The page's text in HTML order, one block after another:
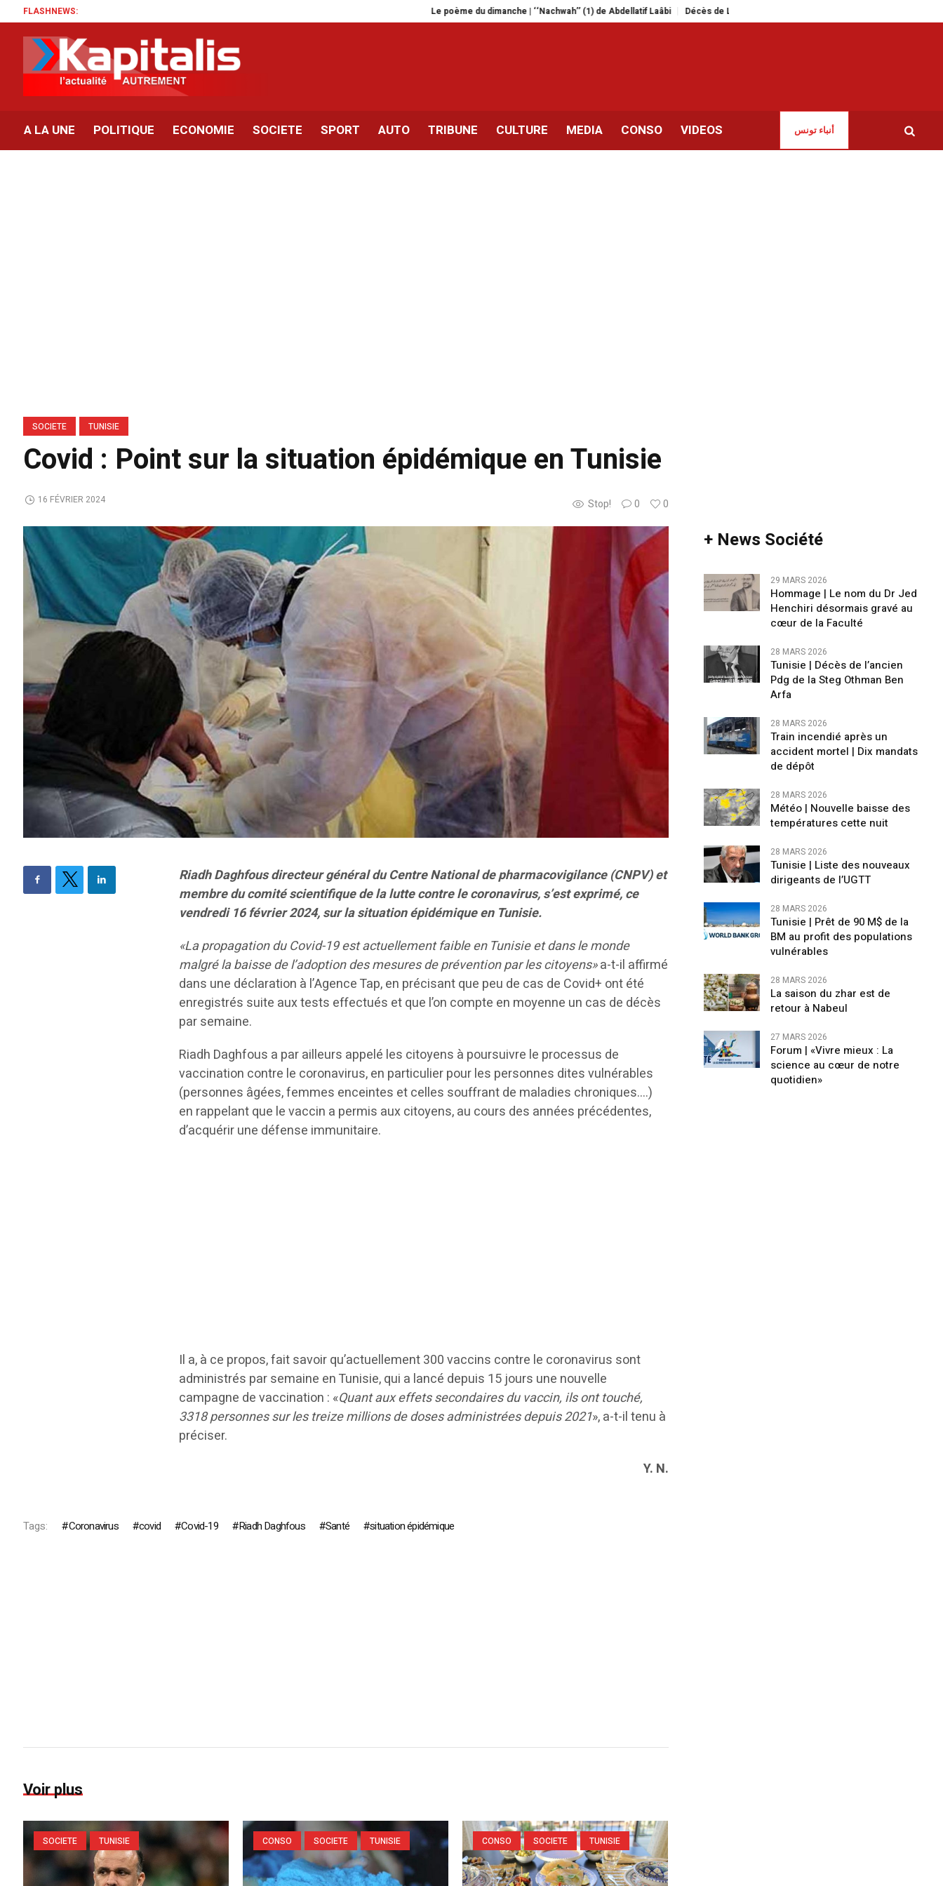
FLASHNEWS: Le poème du dimanche | ‘‘Nachwah’’ (1) de Abdellatif Laâbi Décès de Liamine Zéroual | Ancien président et vétéran de la guerre
A LA UNE POLITIQUE ECONOMIE SOCIETE SPORT AUTO TRIBUNE CULTURE MEDIA CONSO VIDEOS أنباء تونس
SOCIETE TUNISIE
Covid : Point sur la situation épidémique en Tunisie
Stop! 0 0
16 FÉVRIER 2024
Riadh Daghfous directeur général du Centre National de pharmacovigilance (CNPV) et
membre du comité scientifique de la lutte contre le coronavirus, s’est exprimé, ce
vendredi 16 février 2024, sur la situation épidémique en Tunisie.
«La propagation du Covid-19 est actuellement faible en Tunisie et dans le monde
malgré la baisse de l’adoption des mesures de prévention par les citoyens»a-t-il affirmé
dans une déclaration à l’Agence Tap, en précisant que peu de cas de Covid+ ont été
enregistrés suite aux tests effectués et que l’on compte en moyenne un cas de décès
par semaine.
Riadh Daghfous a par ailleurs appelé les citoyens à poursuivre le processus de
vaccination contre le coronavirus, en particulier pour les personnes dites vulnérables
(personnes âgées, femmes enceintes et celles souffrant de maladies chroniques….)
en rappelant que le vaccin a permis aux citoyens, au cours des années précédentes,
d’acquérir une défense immunitaire.
Il a, à ce propos, fait savoir qu’actuellement 300 vaccins contre le coronavirus sont
administrés par semaine en Tunisie, qui a lancé depuis 15 jours une nouvelle
campagne de vaccination : «Quant aux effets secondaires du vaccin, ils ont touché,
3318 personnes sur les treize millions de doses administrées depuis 2021», a-t-il tenu à
préciser.
Y. N.
Tags: Coronavirus covid Covid-19 Riadh Daghfous Santé situation épidémique
Voir plus
SOCIETE TUNISIE CONSO SOCIETE TUNISIE CONSO SOCIETE TUNISIE
+ News Société
29 MARS 2026
Hommage | Le nom du Dr Jed
Henchiri désormais gravé au
cœur de la Faculté
28 MARS 2026
Tunisie | Décès de l’ancien
Pdg de la Steg Othman Ben
Arfa
28 MARS 2026
Train incendié après un
accident mortel | Dix mandats
de dépôt
28 MARS 2026
Météo | Nouvelle baisse des
températures cette nuit
28 MARS 2026
Tunisie | Liste des nouveaux
dirigeants de l’UGTT
28 MARS 2026
Tunisie | Prêt de 90 M$ de la
BM au profit des populations
vulnérables
28 MARS 2026
La saison du zhar est de
retour à Nabeul
27 MARS 2026
Forum | «Vivre mieux : La
science au cœur de notre
quotidien»